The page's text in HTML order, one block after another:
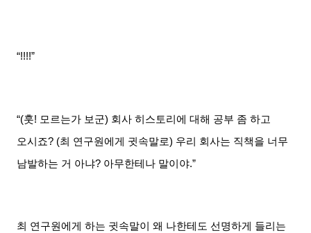
“!!!!”
“(훗! 모르는가 보군) 회사 히스토리에 대해 공부 좀 하고
오시죠? (최 연구원에게 귓속말로) 우리 회사는 직책을 너무
남발하는 거 아냐? 아무한테나 말이야.”
최 연구원에게 하는 귓속말이 왜 나한테도 선명하게 들리는